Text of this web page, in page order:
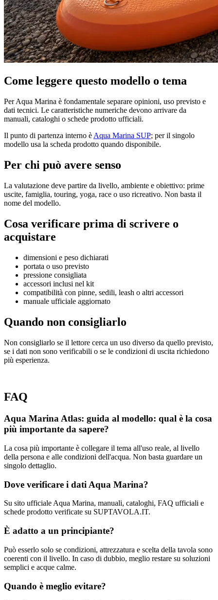
Come leggere questo modello o tema
Per Aqua Marina è fondamentale separare opinioni, uso previsto e
dati tecnici. Le caratteristiche numeriche devono arrivare da
manuali, cataloghi o schede prodotto ufficiali.
Il punto di partenza interno è Aqua Marina SUP; per il singolo
modello usa la scheda prodotto quando disponibile.
Per chi può avere senso
La valutazione deve partire da livello, ambiente e obiettivo: prime
uscite, famiglia, touring, yoga, race o uso ricreativo. Non basta il
nome del modello.
Cosa verificare prima di scrivere o
acquistare
dimensioni e peso dichiarati
portata o uso previsto
pressione consigliata
accessori inclusi nel kit
compatibilità con pinne, sedili, leash o altri accessori
manuale ufficiale aggiornato
Quando non consigliarlo
Non consigliarlo se il lettore cerca un uso diverso da quello previsto,
se i dati non sono verificabili o se le condizioni di uscita richiedono
più esperienza.
FAQ
Aqua Marina Atlas: guida al modello: qual è la cosa
più importante da sapere?
La cosa più importante è collegare il tema all'uso reale, al livello
della persona e alle condizioni dell'acqua. Non basta guardare un
singolo dettaglio.
Dove verificare i dati Aqua Marina?
Su sito ufficiale Aqua Marina, manuali, cataloghi, FAQ ufficiali e
schede prodotto verificate su SUPTAVOLA.IT.
È adatto a un principiante?
Può esserlo solo se condizioni, attrezzatura e scelta della tavola sono
coerenti con il livello. In caso di dubbio, meglio restare su soluzioni
semplici e acque calme.
Quando è meglio evitare?